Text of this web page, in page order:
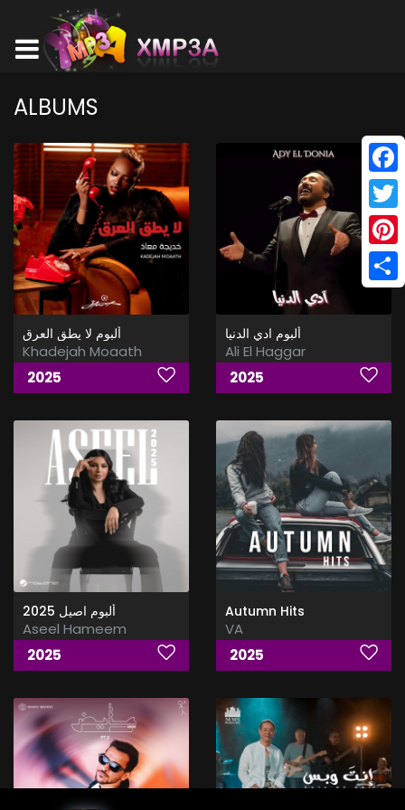
ALBUMS
ألبوم لا يطق العرق
Khadejah Moaath
2025
ألبوم ادي الدنيا
Ali El Haggar
2025
ألبوم اصيل 2025
Aseel Hameem
2025
Autumn Hits
VA
2025